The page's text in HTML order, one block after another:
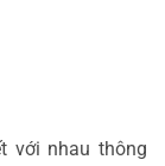
với nhau thông